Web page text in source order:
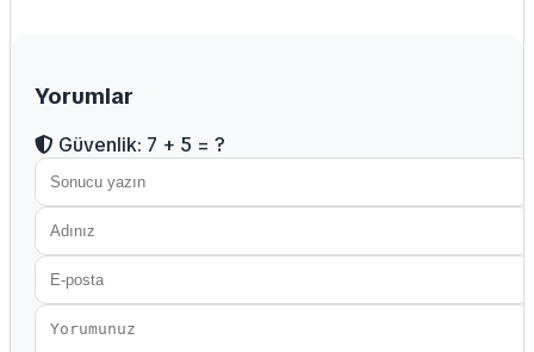
Yorumlar
Güvenlik: 7 + 5 = ?